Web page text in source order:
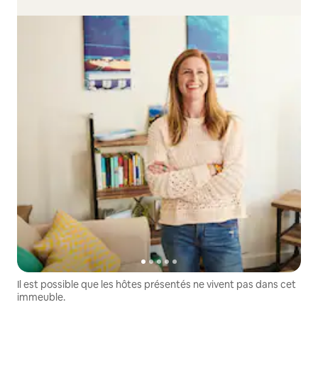
Il est possible que les hôtes présentés ne vivent pas dans cet
immeuble.